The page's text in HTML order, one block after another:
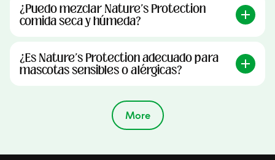
¿Puedo mezclar Nature's Protection
comida seca y húmeda?
¿Es Nature's Protection adecuado para
mascotas sensibles o alérgicas?
More